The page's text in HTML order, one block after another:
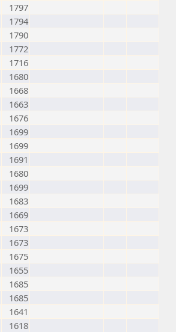
1797
1794
1790
1772
1716
1680
1668
1663
1676
1699
1699
1691
1680
1699
1683
1669
1673
1673
1675
1655
1685
1685
1641
1618